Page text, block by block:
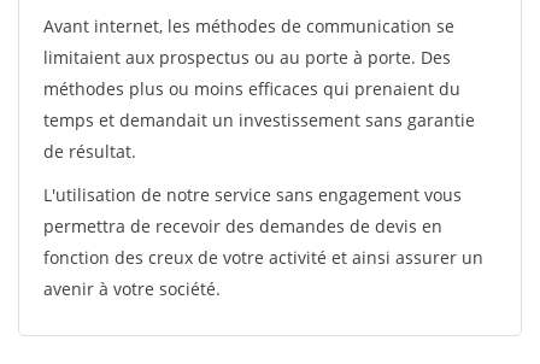
Avant internet, les méthodes de communication se
limitaient aux prospectus ou au porte à porte. Des
méthodes plus ou moins efficaces qui prenaient du
temps et demandait un investissement sans garantie
de résultat.
L'utilisation de notre service sans engagement vous
permettra de recevoir des demandes de devis en
fonction des creux de votre activité et ainsi assurer un
avenir à votre société.